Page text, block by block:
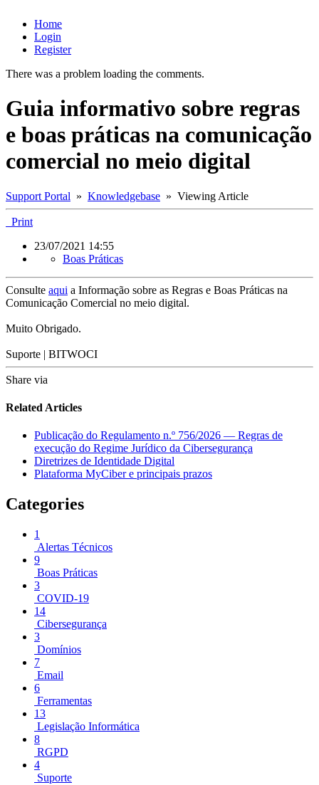
Home
Login
Register
There was a problem loading the comments.
Guia informativo sobre regras
e boas práticas na comunicação
comercial no meio digital
Support Portal » Knowledgebase » Viewing Article
Print
23/07/2021 14:55
Boas Práticas
Consulte aqui a Informação sobre as Regras e Boas Práticas na
Comunicação Comercial no meio digital.
Muito Obrigado.
Suporte | BITWOCI
Share via
Related Articles
Publicação do Regulamento n.º 756/2026 — Regras de
execução do Regime Jurídico da Cibersegurança
Diretrizes de Identidade Digital
Plataforma MyCiber e principais prazos
Categories
1
Alertas Técnicos
9
Boas Práticas
3
COVID-19
14
Cibersegurança
3
Domínios
7
Email
6
Ferramentas
13
Legislação Informática
8
RGPD
4
Suporte